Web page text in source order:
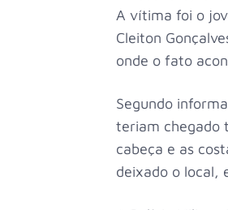
A vítima foi o
Cleiton
onde o fato
Segundo
teriam chegado
cabeça e as
deixado o local,